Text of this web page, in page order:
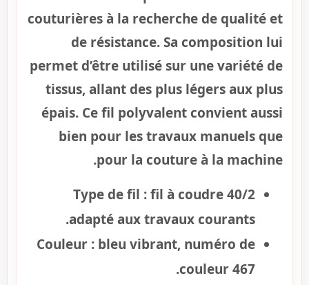
couturières à la recherche de qualité et
de résistance. Sa composition lui
permet d’être utilisé sur une variété de
tissus, allant des plus légers aux plus
épais. Ce fil polyvalent convient aussi
bien pour les travaux manuels que
pour la couture à la machine.
Type de fil :fil à coudre 40/2
adapté aux travaux courants.
Couleur : bleu vibrant, numéro de
couleur 467.